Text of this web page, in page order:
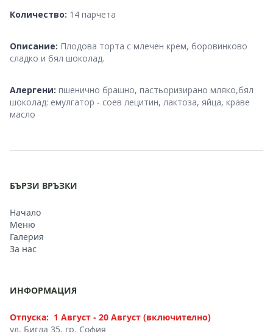
Quantity
Количество: 14 парчета
Description
Описание: Плодова торта с млечен крем, боровинково
сладко и бял шоколад.
Dietary and Allergen Advice
Алергени: пшенично брашно, пастьоризирано мляко,бял
шоколад: емулгатор - соев лецитин, лактоза, яйца, краве
масло
БЪРЗИ ВРЪЗКИ
Начало
Меню
Галерия
За нас
ИНФОРМАЦИЯ
Отпуска: 1 Август - 20 Август (включително)
ул. Бигла 35, гр. София